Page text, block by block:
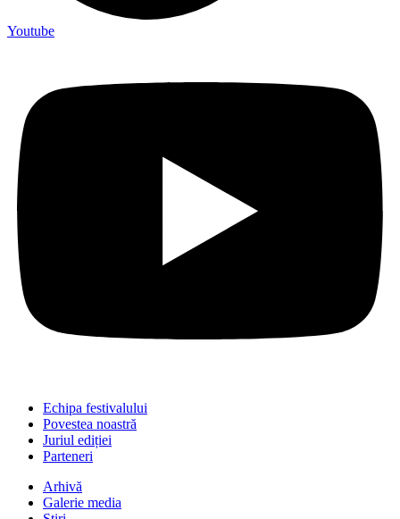
Youtube
Echipa festivalului
Povestea noastră
Juriul ediției
Parteneri
Arhivă
Galerie media